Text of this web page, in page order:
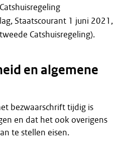
Staatscourant 1 juni 2021,
Catshuisregeling).
en algemene
bezwaarschrift tijdig is
en dat het ook overigens
te stellen eisen.